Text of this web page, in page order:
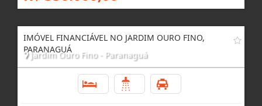
IMÓVEL FINANCIÁVEL NO JARDIM OURO FINO,
PARANAGUÁ
Jardim Ouro Fino - Paranaguá